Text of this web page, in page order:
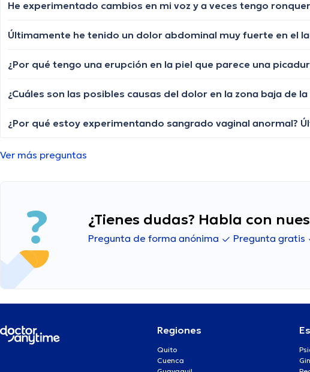
Últimamente he tenido un dolor abdominal muy fuerte en el
¿Cuáles son las posibles causas del dolor en la zona baja de
Ver más preguntas
¿Tienes dudas? Habla con
Pregunta de forma anónima Pregunta gratis
Regiones
Quito
Cuenca